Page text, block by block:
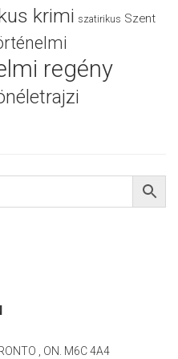
krimi szatirikus Szent
regény
, ON. M6C 4A4